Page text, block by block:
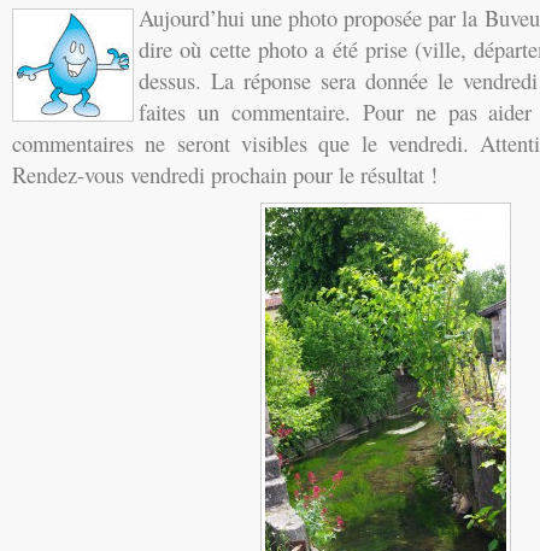
Aujourd’hui une photo proposée par la
dire où cette photo a été prise (ville,
dessus. La réponse sera donnée le
faites un commentaire. Pour ne pas
commentaires ne seront visibles que le vendredi.
Rendez-vous vendredi prochain pour le résultat !